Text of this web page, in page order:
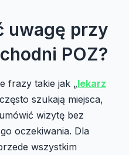
uwagę przy
POZ?
frazy takie jak „lekarz
szukają miejsca,
wizytę bez
oczekiwania. Dla
wszystkim